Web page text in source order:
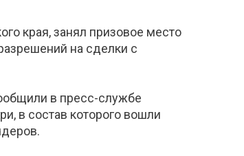
края, занял призовое место
на сделки с
в пресс-службе
в состав которого вошли